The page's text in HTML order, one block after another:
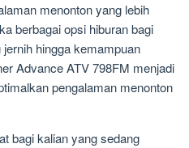
menonton yang lebih
berbagai opsi hiburan bagi
hingga kemampuan
Advance ATV 798FM menjadi
pengalaman menonton
bagi kalian yang sedang